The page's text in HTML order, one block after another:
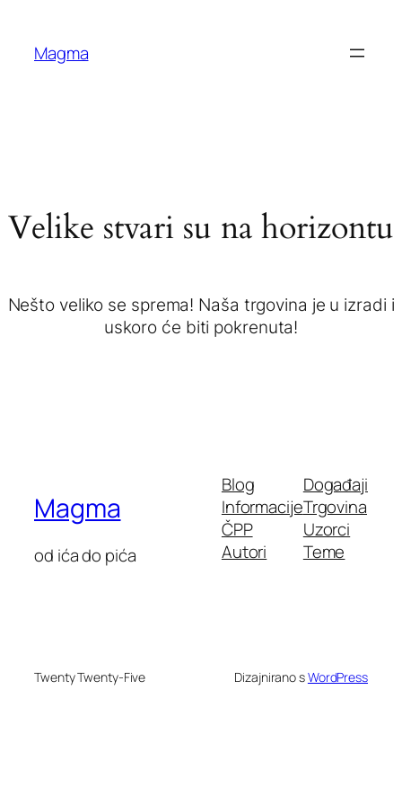
Magma
Velike stvari su na horizontu
Nešto veliko se sprema! Naša trgovina je u izradi i
uskoro će biti pokrenuta!
Magma
od ića do pića
Blog
Informacije
ČPP
Autori
Događaji
Trgovina
Uzorci
Teme
Twenty Twenty-Five Dizajnirano sWordPress